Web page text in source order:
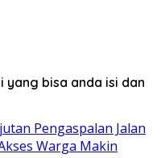
yang bisa anda isi dan